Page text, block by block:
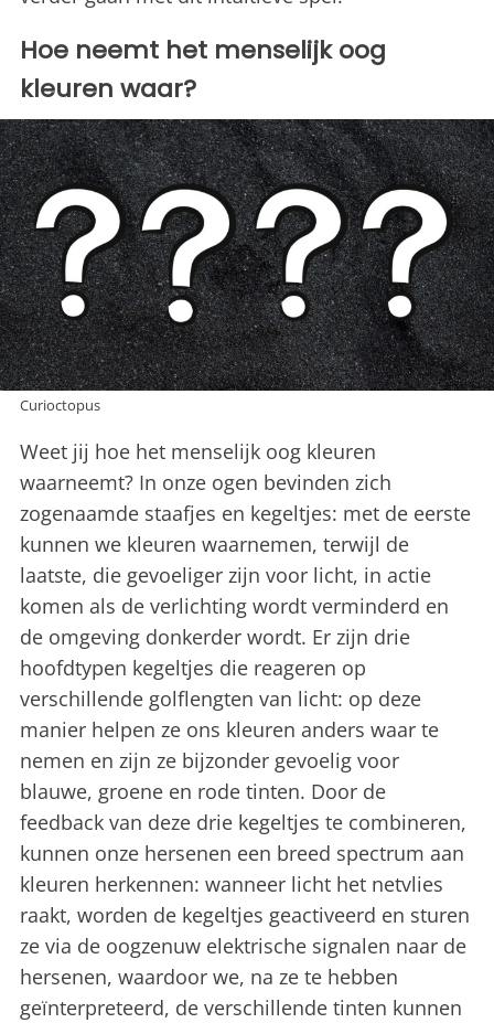
Hoe neemt het menselijk oog
kleuren waar?
Curioctopus
Weet jij hoe het menselijk oog kleuren
waarneemt? In onze ogen bevinden zich
zogenaamde staafjes en kegeltjes: met de eerste
kunnen we kleuren waarnemen, terwijl de
laatste, die gevoeliger zijn voor licht, in actie
komen als de verlichting wordt verminderd en
de omgeving donkerder wordt. Er zijn drie
hoofdtypen kegeltjes die reageren op
verschillende golflengten van licht: op deze
manier helpen ze ons kleuren anders waar te
nemen en zijn ze bijzonder gevoelig voor
blauwe, groene en rode tinten. Door de
feedback van deze drie kegeltjes te combineren,
kunnen onze hersenen een breed spectrum aan
kleuren herkennen: wanneer licht het netvlies
raakt, worden de kegeltjes geactiveerd en sturen
ze via de oogzenuw elektrische signalen naar de
hersenen, waardoor we, na ze te hebben
geïnterpreteerd, de verschillende tinten kunnen